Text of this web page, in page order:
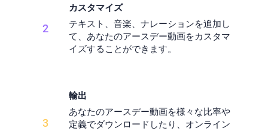
2
カスタマイズ
テキスト、音楽、ナレーションを追加し
て、あなたのアースデー動画をカスタマ
イズすることができます。
3
輸出
あなたのアースデー動画を様々な比率や
定義でダウンロードしたり、オンライン